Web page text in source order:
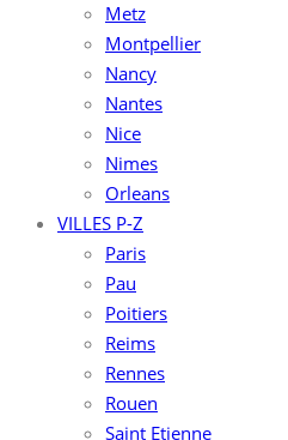
Metz
Montpellier
Nancy
Nantes
Nice
Nimes
Orleans
VILLES P-Z
Paris
Pau
Poitiers
Reims
Rennes
Rouen
Saint Etienne